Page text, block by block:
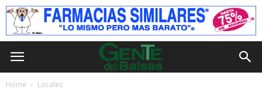
Home Locales